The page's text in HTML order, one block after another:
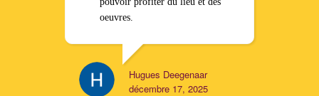
oeuvres.
Hugues Deegenaar
décembre 17, 2025